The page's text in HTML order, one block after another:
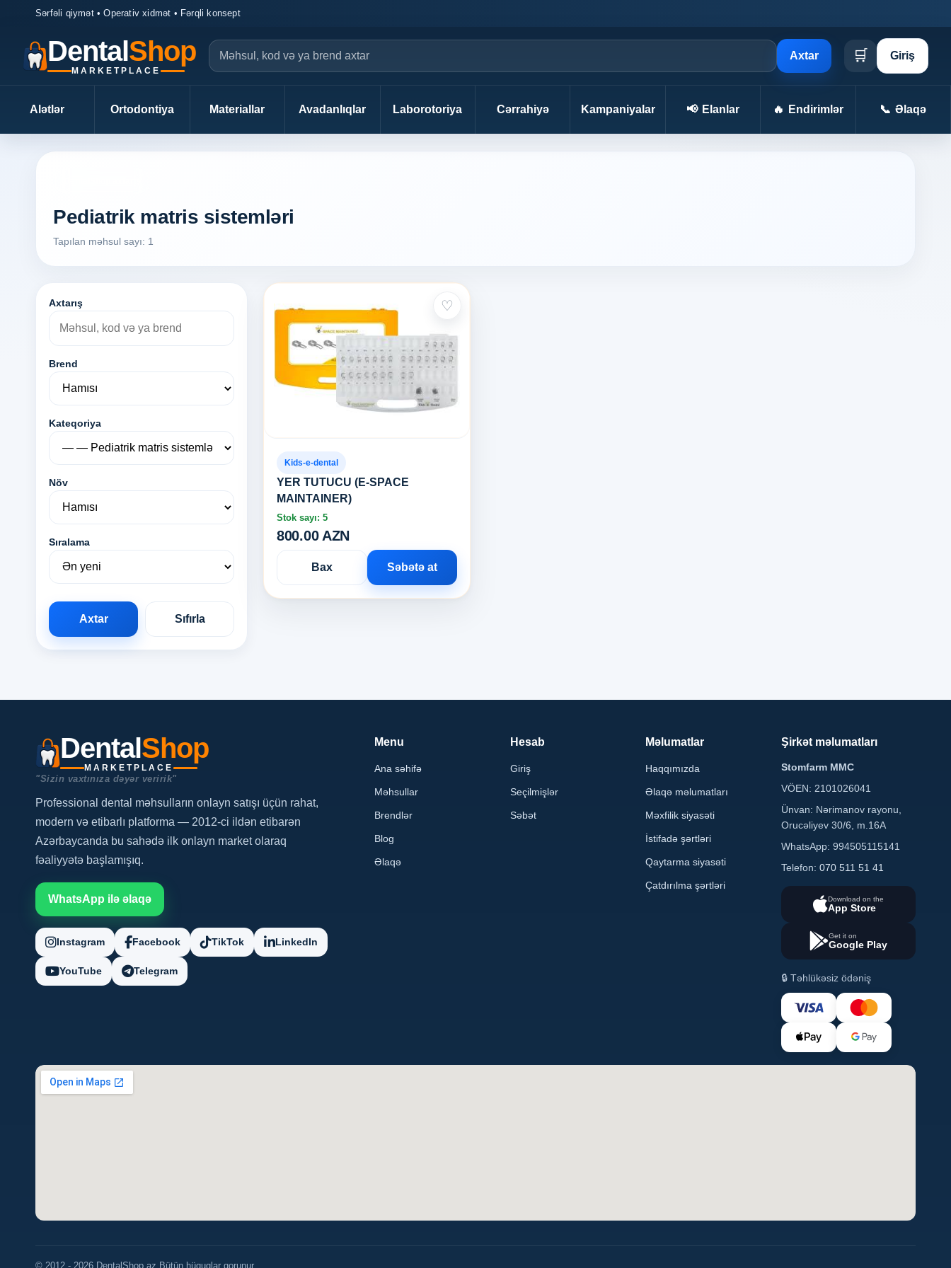
Sərfəli qiymət • Operativ xidmət • Fərqli konsept
DentalShop
MARKETPLACE
Axtar 🛒 Giriş
Alətlər Ortodontiya Materiallar Avadanlıqlar Laborotoriya Cərrahiyə Kampaniyalar 📢 Elanlar 🔥 Endirimlər 📞 Əlaqə
Pediatrik matris sistemləri
Tapılan məhsul sayı: 1
Axtarış
Brend
Kateqoriya
Növ
Sıralama
Axtar Sıfırla
♡
Kids-e-dental
YER TUTUCU (E-SPACE
MAINTAINER)
Stok sayı: 5
800.00 AZN
Bax Səbətə at
DentalShop
MARKETPLACE
"Sizin vaxtınıza dəyər veririk"
Professional dental məhsulların onlayn satışı üçün rahat,
modern və etibarlı platforma — 2012-ci ildən etibarən
Azərbaycanda bu sahədə ilk onlayn market olaraq
fəaliyyətə başlamışıq.
WhatsApp ilə əlaqə
Instagram Facebook TikTok LinkedIn
YouTube Telegram
Menu
Ana səhifə
Məhsullar
Brendlər
Blog
Əlaqə
Hesab
Giriş
Seçilmişlər
Səbət
Məlumatlar
Haqqımızda
Əlaqə məlumatları
Məxfilik siyasəti
İstifadə şərtləri
Qaytarma siyasəti
Çatdırılma şərtləri
Şirkət məlumatları
Stomfarm MMC
VÖEN: 2101026041
Ünvan: Nərimanov rayonu,
Orucəliyev 30/6, m.16A
WhatsApp: 994505115141
Telefon: 070 511 51 41
Download on the
App Store
Get it on
Google Play
🔒 Təhlükəsiz ödəniş
© 2012 - 2026 DentalShop.az Bütün hüquqlar qorunur.